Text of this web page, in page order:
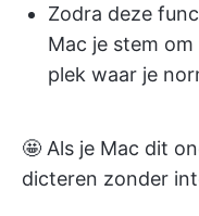
Zodra deze
Mac je stem
plek waar je
🤩 Als je Mac dit
dicteren zonder